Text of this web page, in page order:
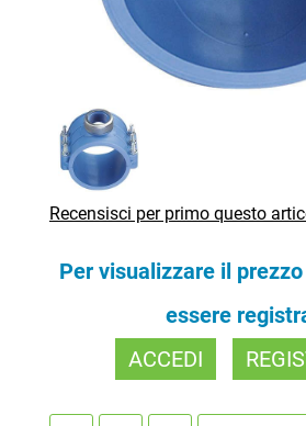
Recensisci per primo questo
Per visualizzare il
essere
ACCEDI